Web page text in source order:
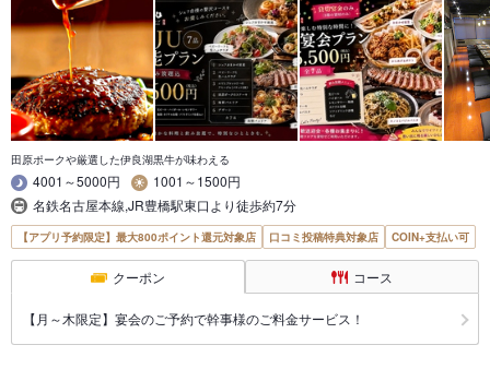
田原ポークや厳選した伊良湖黒牛が味わえる
4001～5000円
1001～1500円
名鉄名古屋本線,JR豊橋駅東口より徒歩約7分
【アプリ予約限定】最大800ポイント還元対象店 口コミ投稿特典対象店 COIN+支払い可
クーポン コース
【月～木限定】宴会のご予約で幹事様のご料金サービス！